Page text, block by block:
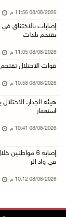
مستعمرون
08/آب/2026 06:39 م
الجامعة العربية
08/آب/2026 05:52 م
08/08/2026 11:56 م
إصابات بالاختناق
يقتحم بلدات
08/08/2026 11:05 م
قوات الاحتلال تقتحم
08/08/2026 10:58 م
استعمار
08/08/2026 10:41 م
إصابة 6
في واد الر
08/08/2026 10:12 م